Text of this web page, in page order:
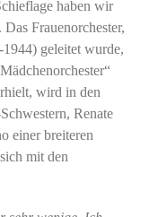
haben wir
Frauenorchester,
geleitet wurde,
wird in den
Renate
einer breiteren
mit den